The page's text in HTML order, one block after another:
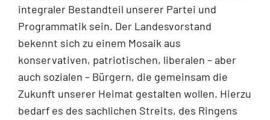
integraler Bestandteil unserer Partei und
Programmatik sein. Der Landesvorstand
bekennt sich zu einem Mosaik aus
konservativen, patriotischen, liberalen – aber
auch sozialen – Bürgern, die gemeinsam die
Zukunft unserer Heimat gestalten wollen. Hierzu
bedarf es des sachlichen Streits, des Ringens